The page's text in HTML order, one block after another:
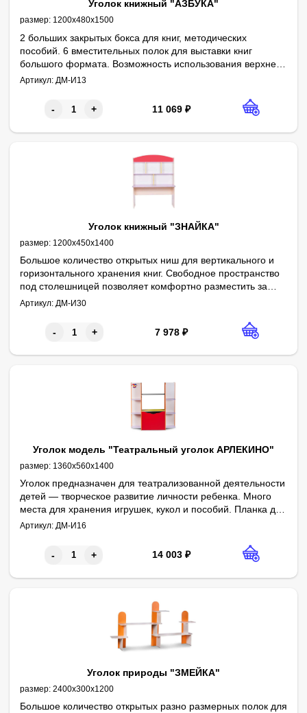
Уголок книжный "АЗБУКА"
размер: 1200х480х1500
2 больших закрытых бокса для книг, методических
пособий. 6 вместительных полок для выставки книг
большого формата. Возможность использования верхней
панели (120 см) для украшения интерьера.
Артикул: ДМ-И13
- + 11 069 ₽
Уголок книжный "ЗНАЙКА"
размер: 1200х450х1400
Большое количество открытых ниш для вертикального и
горизонтального хранения книг. Свободное пространство
под столешницей позволяет комфортно разместить за
чтением более одного ребенка. За счет своей
других направлениях творческого развития.
Артикул: ДМ-И30
- + 7 978 ₽
Уголок модель "Театральный уголок АРЛЕКИНО"
размер: 1360х560х1400
Уголок предназначен для театрализованной деятельности
детей — творческое развитие личности ребенка. Много
места для хранения игрушек, кукол и пособий. Планка для
занавески перемещается по высоте — удобно в
вертикальные заградительные бортики для комфортной
подготовки «за кулисами». Наличие декоративного
Артикул: ДМ-И16
- + 14 003 ₽
Уголок природы "ЗМЕЙКА"
размер: 2400х300х1200
Большое количество открытых разно размерных полок для